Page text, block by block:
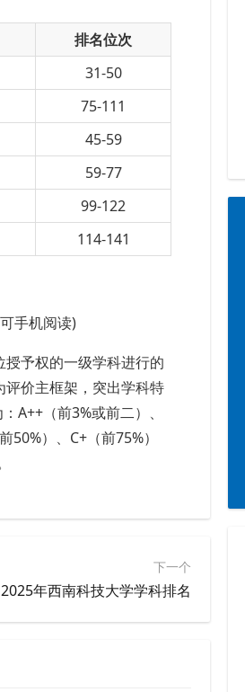
排名位次
31-50
75-111
45-59
59-77
99-122
114-141
手机阅读)
予权的一级学科进行的
评价主框架，突出学科特
A++（前3%或前二）、
）、C+（前75%）
下一个
2025年西南科技大学学科排名